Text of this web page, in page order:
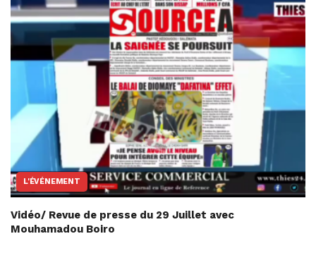
L'ÉVÉNEMENT
Vidéo/ Revue de presse du 29 Juillet avec
Mouhamadou Boiro